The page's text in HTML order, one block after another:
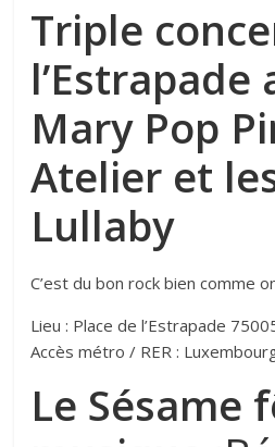
Triple
l’Estrapade
Mary Pop
Atelier et
Lullaby
C’est du bon rock bien comme
Lieu : Place de l’Estrapade
Accès métro / RER :
Le Sésame